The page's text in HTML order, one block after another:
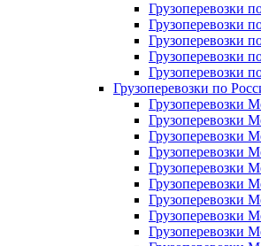
Грузоперевозки
Грузоперевозки
Грузоперевозки
Грузоперевозки
Грузоперевозки
Грузоперевозки по
Грузоперевозки
Грузоперевозки
Грузоперевозки
Грузоперевозки
Грузоперевозки
Грузоперевозки
Грузоперевозки
Грузоперевозки
Грузоперевозки